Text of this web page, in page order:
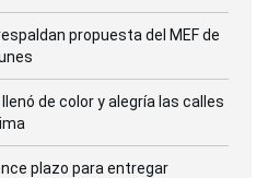
propuesta del MEF de
de color y alegría las calles
plazo para entregar